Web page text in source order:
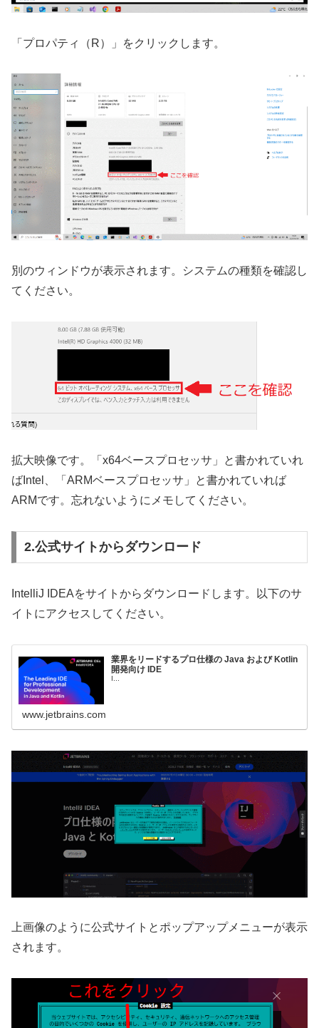
「プロパティ（R）」をクリックします。
別のウィンドウが表示されます。システムの種類を確認し
てください。
拡大映像です。「x64ベースプロセッサ」と書かれていれ
ばIntel、「ARMベースプロセッサ」と書かれていれば
ARMです。忘れないようにメモしてください。
2.公式サイトからダウンロード
IntelliJ IDEAをサイトからダウンロードします。以下のサ
イトにアクセスしてください。
業界をリードするプロ仕様の Java および Kotlin
開発向け IDE
I...
www.jetbrains.com
上画像のように公式サイトとポップアップメニューが表示
されます。